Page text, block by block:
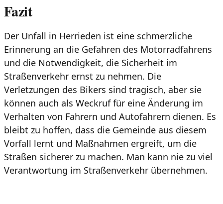
Fazit
Der Unfall in Herrieden ist eine schmerzliche
Erinnerung an die Gefahren des Motorradfahrens
und die Notwendigkeit, die Sicherheit im
Straßenverkehr ernst zu nehmen. Die
Verletzungen des Bikers sind tragisch, aber sie
können auch als Weckruf für eine Änderung im
Verhalten von Fahrern und Autofahrern dienen. Es
bleibt zu hoffen, dass die Gemeinde aus diesem
Vorfall lernt und Maßnahmen ergreift, um die
Straßen sicherer zu machen. Man kann nie zu viel
Verantwortung im Straßenverkehr übernehmen.